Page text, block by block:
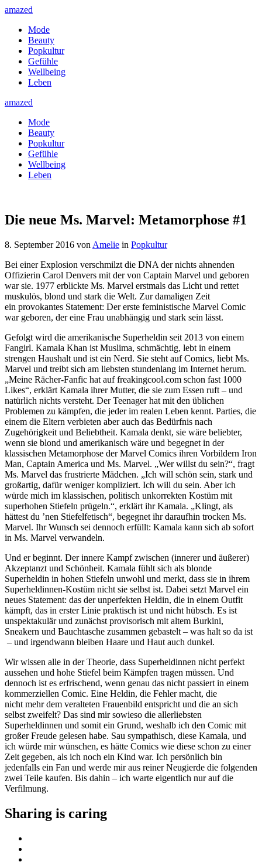
amazed
Mode
Beauty
Popkultur
Gefühle
Wellbeing
Leben
amazed
Mode
Beauty
Popkultur
Gefühle
Wellbeing
Leben
Die neue Ms. Marvel: Metamorphose #1
8. September 2016 von Amelie in Popkultur
Bei einer Explosion verschmilzt die DNA der nichts ahnenden
Offizierin Carol Denvers mit der von Captain Marvel und geboren
war sie. 1977 erblickte Ms. Marvel erstmals das Licht und rettet
muskulös, blond und stark die Welt. Zur damaligen Zeit
ein provokantes Statement: Der erste feministische Marvel Comic
war geboren, der eine Frau unabhängig und stark sein lässt.
Gefolgt wird die amerikanische Superheldin seit 2013 von einem
Fangirl. Kamala Khan ist Muslima, schmächtig, lebt in einem
strengen Haushalt und ist ein Nerd. Sie steht auf Comics, liebt Ms.
Marvel und treibt sich am liebsten stundenlang im Internet herum.
„Meine Rächer-Fanfic hat auf freakingcool.com schon fast 1000
Likes“, erklärt Kamala ihrer Mutter, die sie zum Essen ruft – und
natürlich nichts versteht. Der Teenager hat mit den üblichen
Problemen zu kämpfen, die jeder im realen Leben kennt. Parties, die
einem die Eltern verbieten aber auch das Bedürfnis nach
Zugehörigkeit und Beliebtheit. Kamala denkt, sie wäre beliebter,
wenn sie blond und amerikanisch wäre und begegnet in der
klassischen Metamorphose der Marvel Comics ihren Vorbildern Iron
Man, Captain America und Ms. Marvel. „Wer willst du sein?“, fragt
Ms. Marvel das frustrierte Mädchen. „Ich will schön sein, stark und
großartig, dafür weniger kompliziert. Ich will du sein. Aber ich
würde mich im klassischen, politisch unkorrekten Kostüm mit
superhohen Stiefeln prügeln.“, erklärt ihr Kamala. „Klingt, als
hättest du ’nen Stiefelfetisch“, begegnet ihr daraufhin trocken Ms.
Marvel. Ihr Wunsch sei dennoch erfüllt: Kamala kann sich ab sofort
in Ms. Marvel verwandeln.
Und er beginnt. Der innere Kampf zwischen (innerer und äußerer)
Akzeptanzt und Schönheit. Kamala fühlt sich als blonde
Superheldin in hohen Stiefeln unwohl und merkt, dass sie in ihrem
Superheldinnen-Kostüm nicht sie selbst ist. Dabei setzt Marvel ein
neues Statement: das der unperfekten Heldin, die in einem Outfit
kämpft, das in erster Linie praktisch ist und nicht hübsch. Es ist
unspektakulär und zunächst provisorisch mit altem Burkini,
Sneakern und Bauchtasche zusammen gebastelt – was halt so da ist
– und irgendwann bleiben Haare und Haut auch dunkel.
Wir wissen alle in der Theorie, dass Superheldinnen nicht perfekt
aussehen und hohe Stiefel beim Kämpfen tragen müssen. Und
dennoch ist es erfrischend, wenn genau das nicht passiert in einem
kommerziellen Comic. Eine Heldin, die Fehler macht, die
nicht mehr dem veralteten Frauenbild entspricht und die an sich
selbst zweifelt? Das sind mir sowieso die allerliebsten
Superheldinnen und somit ein Grund, weshalb ich den Comic mit
großer Freude gelesen habe. Sau sympathisch, diese Kamala, und
ich würde mir wünschen, es hätte Comics wie diese schon zu einer
Zeit gegeben, als ich noch ein Kind war. Ich persönlich bin
jedenfalls ein Fan und werde mir aus reiner Neugierde die folgenden
zwei Teile kaufen. Bis dahin – ich warte eigentlich nur auf die
Verfilmung.
Sharing is caring